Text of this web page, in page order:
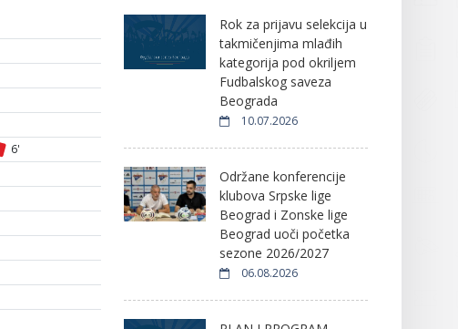
6'
Rok za prijavu selekcija u
takmičenjima mlađih
kategorija pod okriljem
Fudbalskog saveza
Beograda
10.07.2026
Održane konferencije
klubova Srpske lige
Beograd i Zonske lige
Beograd uoči početka
sezone 2026/2027
06.08.2026